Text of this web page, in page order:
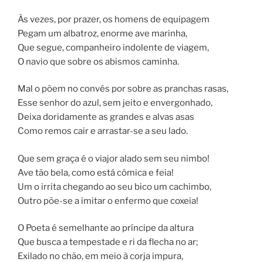
Às vezes, por prazer, os homens de equipagem
Pegam um albatroz, enorme ave marinha,
Que segue, companheiro indolente de viagem,
O navio que sobre os abismos caminha.
Mal o põem no convés por sobre as pranchas rasas,
Esse senhor do azul, sem jeito e envergonhado,
Deixa doridamente as grandes e alvas asas
Como remos cair e arrastar-se a seu lado.
Que sem graça é o viajor alado sem seu nimbo!
Ave tão bela, como está cômica e feia!
Um o irrita chegando ao seu bico um cachimbo,
Outro põe-se a imitar o enfermo que coxeia!
O Poeta é semelhante ao príncipe da altura
Que busca a tempestade e ri da flecha no ar;
Exilado no chão, em meio à corja impura,